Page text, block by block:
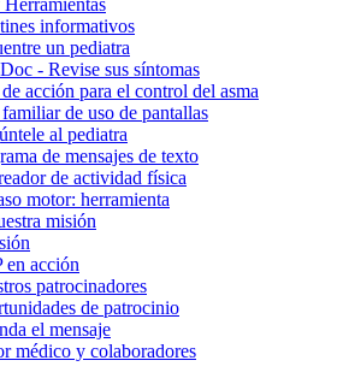
informativos
un pediatra
- Revise sus síntomas
acción para el control del asma
de uso de pantallas
al pediatra
de mensajes de texto
de activida​d física
motor: herramienta
misión
en acción
patrocinadores
de patrocinio
el mensaje
médico y colaboradores